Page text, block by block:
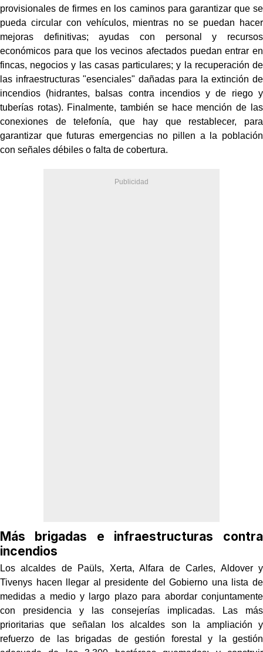
provisionales de firmes en los caminos para garantizar que se
pueda circular con vehículos, mientras no se puedan hacer
mejoras definitivas; ayudas con personal y recursos
económicos para que los vecinos afectados puedan entrar en
fincas, negocios y las casas particulares; y la recuperación de
las infraestructuras "esenciales" dañadas para la extinción de
incendios (hidrantes, balsas contra incendios y de riego y
tuberías rotas). Finalmente, también se hace mención de las
conexiones de telefonía, que hay que restablecer, para
garantizar que futuras emergencias no pillen a la población
con señales débiles o falta de cobertura.
Más brigadas e infraestructuras contra
incendios
Los alcaldes de Paüls, Xerta, Alfara de Carles, Aldover y
Tivenys hacen llegar al presidente del Gobierno una lista de
medidas a medio y largo plazo para abordar conjuntamente
con presidencia y las consejerías implicadas. Las más
prioritarias que señalan los alcaldes son la ampliación y
refuerzo de las brigadas de gestión forestal y la gestión